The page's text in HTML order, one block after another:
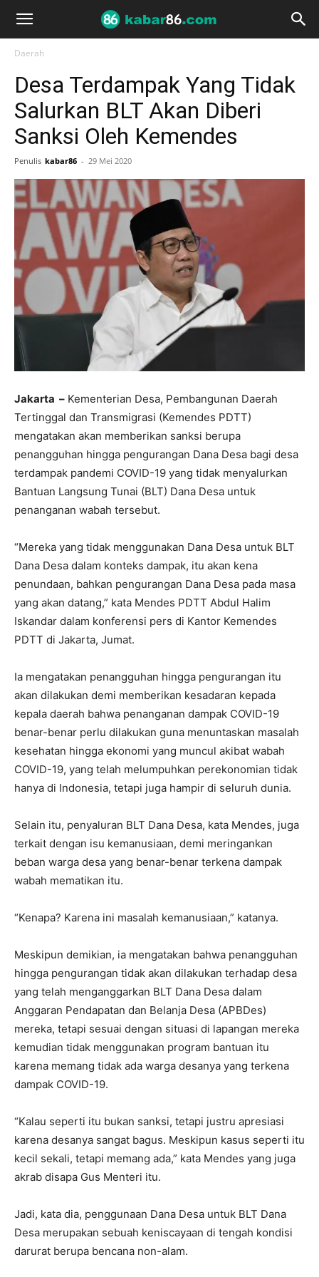
Daerah
Desa Terdampak Yang Tidak
Salurkan BLT Akan Diberi
Sanksi Oleh Kemendes
Penulis kabar86 - 29 Mei 2020
Jakarta – Kementerian Desa, Pembangunan Daerah
Tertinggal dan Transmigrasi (Kemendes PDTT)
mengatakan akan memberikan sanksi berupa
penangguhan hingga pengurangan Dana Desa bagi desa
terdampak pandemi COVID-19 yang tidak menyalurkan
Bantuan Langsung Tunai (BLT) Dana Desa untuk
penanganan wabah tersebut.
“Mereka yang tidak menggunakan Dana Desa untuk BLT
Dana Desa dalam konteks dampak, itu akan kena
penundaan, bahkan pengurangan Dana Desa pada masa
yang akan datang,” kata Mendes PDTT Abdul Halim
Iskandar dalam konferensi pers di Kantor Kemendes
PDTT di Jakarta, Jumat.
Ia mengatakan penangguhan hingga pengurangan itu
akan dilakukan demi memberikan kesadaran kepada
kepala daerah bahwa penanganan dampak COVID-19
benar-benar perlu dilakukan guna menuntaskan masalah
kesehatan hingga ekonomi yang muncul akibat wabah
COVID-19, yang telah melumpuhkan perekonomian tidak
hanya di Indonesia, tetapi juga hampir di seluruh dunia.
Selain itu, penyaluran BLT Dana Desa, kata Mendes, juga
terkait dengan isu kemanusiaan, demi meringankan
beban warga desa yang benar-benar terkena dampak
wabah mematikan itu.
“Kenapa? Karena ini masalah kemanusiaan,” katanya.
Meskipun demikian, ia mengatakan bahwa penangguhan
hingga pengurangan tidak akan dilakukan terhadap desa
yang telah menganggarkan BLT Dana Desa dalam
Anggaran Pendapatan dan Belanja Desa (APBDes)
mereka, tetapi sesuai dengan situasi di lapangan mereka
kemudian tidak menggunakan program bantuan itu
karena memang tidak ada warga desanya yang terkena
dampak COVID-19.
“Kalau seperti itu bukan sanksi, tetapi justru apresiasi
karena desanya sangat bagus. Meskipun kasus seperti itu
kecil sekali, tetapi memang ada,” kata Mendes yang juga
akrab disapa Gus Menteri itu.
Jadi, kata dia, penggunaan Dana Desa untuk BLT Dana
Desa merupakan sebuah keniscayaan di tengah kondisi
darurat berupa bencana non-alam.